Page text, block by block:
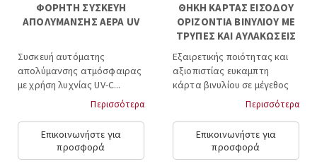
ΦΟΡΗΤΗ ΣΥΣΚΕΥΗ
ΑΠΟΛΥΜΑΝΣΗΣ ΑΕΡΑ UV
Συσκευή αυτόματης
απολύμανσης ατμόσφαιρας
με χρήση λυχνίας UV-C...
Περισσότερα
Επικοινωνήστε για
προσφορά
ΘΗΚΗ ΚΑΡΤΑΣ ΕΙΣΟΔΟΥ
ΟΡΙΖΟΝΤΙΑ ΒΙΝΥΛΙΟΥ ΜΕ
ΤΡΥΠΕΣ ΚΑΙ ΑΥΛΑΚΩΣΕΙΣ
ΑΛΟΥΜΙΝΙΟΥ 4 "x 3.17"
Εξαιρετικής ποιότητας και
αξιοπιστίας ευκαμπτη
κάρτα βινυλίου σε μέγεθος
Περισσότερα
Επικοινωνήστε για
προσφορά